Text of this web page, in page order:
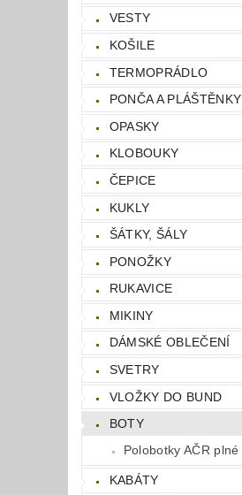
VESTY
KOŠILE
TERMOPRÁDLO
PONČA A PLÁŠTĚNKY
OPASKY
KLOBOUKY
ČEPICE
KUKLY
ŠÁTKY, ŠÁLY
PONOŽKY
RUKAVICE
MIKINY
DÁMSKÉ OBLEČENÍ
SVETRY
VLOŽKY DO BUND
BOTY
Polobotky AČR plné
KABÁTY